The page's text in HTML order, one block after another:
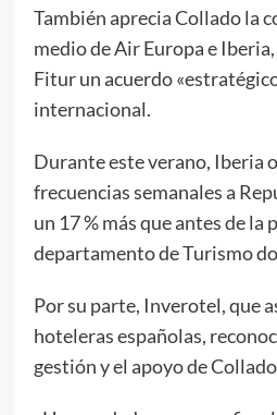
También aprecia Collado la
medio de Air Europa e
Fitur un acuerdo
internacional.
Durante este verano, Iberia
frecuencias semanales a
un 17 % más que antes de
departamento de Turismo
Por su parte, Inverotel, que
hoteleras españolas,
gestión y el apoyo de